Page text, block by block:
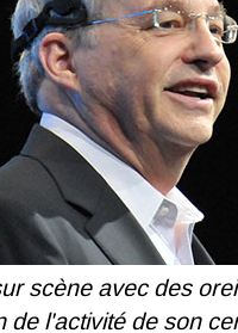
scène avec des
de l'activité de son